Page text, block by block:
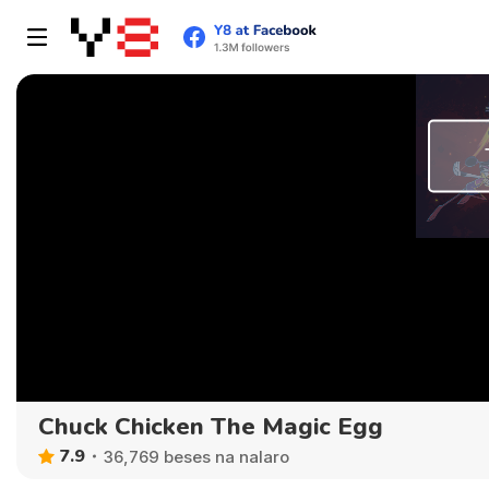
Chuck Chicken The Magic Egg
7.9 36,769 beses na nalaro